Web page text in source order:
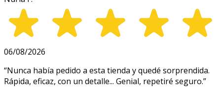
06/08/2026
“Nunca había pedido a esta tienda y quedé sorprendida.
Rápida, eficaz, con un detalle... Genial, repetiré seguro.”